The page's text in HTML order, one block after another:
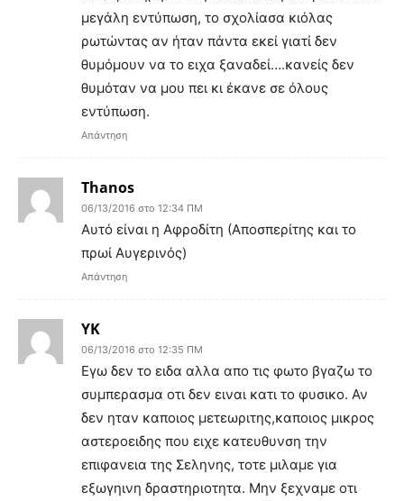
μεγάλη εντύπωση, το σχολίασα κιόλας
ρωτώντας αν ήταν πάντα εκεί γιατί δεν
θυμόμουν να το ειχα ξαναδεί….κανείς δεν
θυμόταν να μου πει κι έκανε σε όλους
εντύπωση.
Απάντηση
Thanos
06/13/2016 στο 12:34 ΠΜ
Αυτό είναι η Αφροδίτη (Αποσπερίτης και το
πρωί Αυγερινός)
Απάντηση
ΥΚ
06/13/2016 στο 12:35 ΠΜ
Εγω δεν το ειδα αλλα απο τις φωτο βγαζω το
συμπερασμα οτι δεν ειναι κατι το φυσικο. Αν
δεν ηταν καποιος μετεωριτης,καποιος μικρος
αστεροειδης που ειχε κατευθυνση την
επιφανεια της Σεληνης, τοτε μιλαμε για
εξωγηινη δραστηριοτητα. Μην ξεχναμε οτι